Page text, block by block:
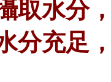
取水分
分充足